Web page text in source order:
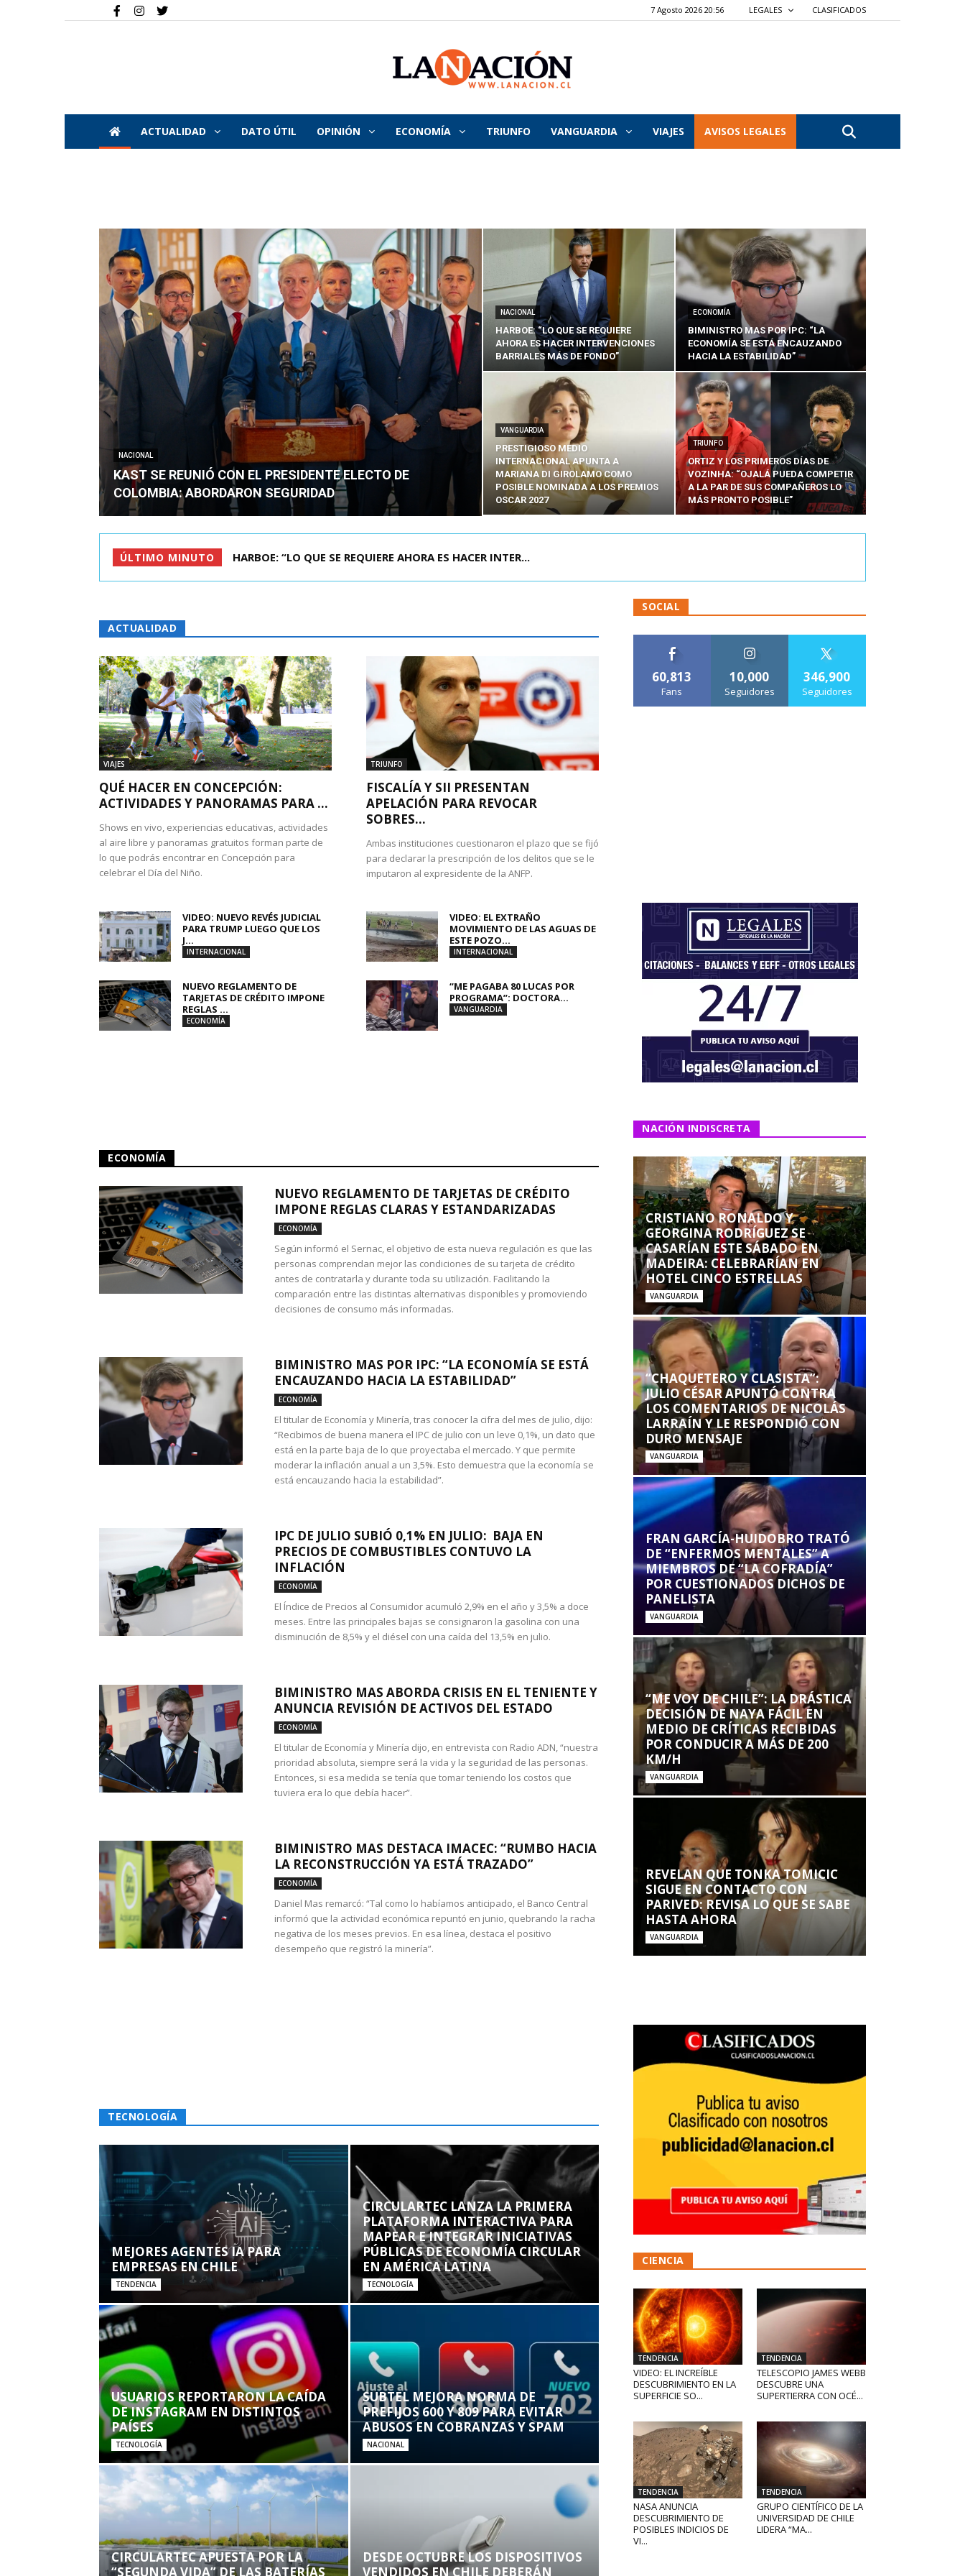
7 Agosto 2026 20:56 LEGALES CLASIFICADOS
La
Nación
ACTUALIDAD DATO ÚTIL OPINIÓN ECONOMÍA TRIUNFO VANGUARDIA VIAJES AVISOS LEGALES
NACIONAL
KAST SE REUNIÓ CON EL PRESIDENTE ELECTO DE
COLOMBIA: ABORDARON SEGURIDAD
NACIONAL
HARBOE: “LO QUE SE REQUIERE
AHORA ES HACER INTERVENCIONES
BARRIALES MÁS DE FONDO”
ECONOMÍA
BIMINISTRO MAS POR IPC: “LA
ECONOMÍA SE ESTÁ ENCAUZANDO
HACIA LA ESTABILIDAD”
VANGUARDIA
PRESTIGIOSO MEDIO
INTERNACIONAL APUNTA A
MARIANA DI GIROLAMO COMO
POSIBLE NOMINADA A LOS PREMIOS
OSCAR 2027
TRIUNFO
ORTIZ Y LOS PRIMEROS DÍAS DE
VOZINHA: “OJALÁ PUEDA COMPETIR
A LA PAR DE SUS COMPAÑEROS LO
MÁS PRONTO POSIBLE”
ÚLTIMO MINUTO BIMINISTRO MAS POR IPC: “LA ECONOMÍA SE ESTÁ ENC...
ACTUALIDAD
VIAJES
QUÉ HACER EN CONCEPCIÓN:
ACTIVIDADES Y PANORAMAS PARA ...
Shows en vivo, experiencias educativas, actividades
al aire libre y panoramas gratuitos forman parte de
lo que podrás encontrar en Concepción para
celebrar el Día del Niño.
TRIUNFO
FISCALÍA Y SII PRESENTAN
APELACIÓN PARA REVOCAR
SOBRES...
Ambas instituciones cuestionaron el plazo que se fijó
para declarar la prescripción de los delitos que se le
imputaron al expresidente de la ANFP.
VIDEO: NUEVO REVÉS JUDICIAL
PARA TRUMP LUEGO QUE LOS
J...
INTERNACIONAL
VIDEO: EL EXTRAÑO
MOVIMIENTO DE LAS AGUAS DE
ESTE POZO...
INTERNACIONAL
NUEVO REGLAMENTO DE
TARJETAS DE CRÉDITO IMPONE
REGLAS ...
ECONOMÍA
“ME PAGABA 80 LUCAS POR
PROGRAMA”: DOCTORA...
VANGUARDIA
ECONOMÍA
NUEVO REGLAMENTO DE TARJETAS DE CRÉDITO
IMPONE REGLAS CLARAS Y ESTANDARIZADAS
ECONOMÍA
Según informó el Sernac, el objetivo de esta nueva regulación es que las
personas comprendan mejor las condiciones de su tarjeta de crédito
antes de contratarla y durante toda su utilización. Facilitando la
comparación entre las distintas alternativas disponibles y promoviendo
decisiones de consumo más informadas.
BIMINISTRO MAS POR IPC: “LA ECONOMÍA SE ESTÁ
ENCAUZANDO HACIA LA ESTABILIDAD”
ECONOMÍA
El titular de Economía y Minería, tras conocer la cifra del mes de julio, dijo:
“Recibimos de buena manera el IPC de julio con un leve 0,1%, un dato que
está en la parte baja de lo que proyectaba el mercado. Y que permite
moderar la inflación anual a un 3,5%. Esto demuestra que la economía se
está encauzando hacia la estabilidad”.
IPC DE JULIO SUBIÓ 0,1% EN JULIO: BAJA EN
PRECIOS DE COMBUSTIBLES CONTUVO LA
INFLACIÓN
ECONOMÍA
El Índice de Precios al Consumidor acumuló 2,9% en el año y 3,5% a doce
meses. Entre las principales bajas se consignaron la gasolina con una
disminución de 8,5% y el diésel con una caída del 13,5% en julio.
BIMINISTRO MAS ABORDA CRISIS EN EL TENIENTE Y
ANUNCIA REVISIÓN DE ACTIVOS DEL ESTADO
ECONOMÍA
El titular de Economía y Minería dijo, en entrevista con Radio ADN, “nuestra
prioridad absoluta, siempre será la vida y la seguridad de las personas.
Entonces, si esa medida se tenía que tomar teniendo los costos que
tuviera era lo que debía hacer”.
BIMINISTRO MAS DESTACA IMACEC: “RUMBO HACIA
LA RECONSTRUCCIÓN YA ESTÁ TRAZADO”
ECONOMÍA
Daniel Mas remarcó: “Tal como lo habíamos anticipado, el Banco Central
informó que la actividad económica repuntó en junio, quebrando la racha
negativa de los meses previos. En esa línea, destaca el positivo
desempeño que registró la minería”.
TECNOLOGÍA
MEJORES AGENTES IA PARA
EMPRESAS EN CHILE
TENDENCIA
CIRCULARTEC LANZA LA PRIMERA
PLATAFORMA INTERACTIVA PARA
MAPEAR E INTEGRAR INICIATIVAS
PÚBLICAS DE ECONOMÍA CIRCULAR
EN AMÉRICA LATINA
TECNOLOGÍA
USUARIOS REPORTARON LA CAÍDA
DE INSTAGRAM EN DISTINTOS
PAÍSES
TECNOLOGÍA
SUBTEL MEJORA NORMA DE
PREFIJOS 600 Y 809 PARA EVITAR
ABUSOS EN COBRANZAS Y SPAM
NACIONAL
CIRCULARTEC APUESTA POR LA
“SEGUNDA VIDA” DE LAS BATERÍAS
DESDE OCTUBRE LOS DISPOSITIVOS
VENDIDOS EN CHILE DEBERÁN
SOCIAL
60,813
Fans
10,000
Seguidores
346,900
Seguidores
NACIÓN INDISCRETA
CRISTIANO RONALDO Y
GEORGINA RODRÍGUEZ SE
CASARÍAN ESTE SÁBADO EN
MADEIRA: CELEBRARÍAN EN
HOTEL CINCO ESTRELLAS
VANGUARDIA
“CHAQUETERO Y CLASISTA”:
JULIO CÉSAR APUNTÓ CONTRA
LOS COMENTARIOS DE NICOLÁS
LARRAÍN Y LE RESPONDIÓ CON
DURO MENSAJE
VANGUARDIA
FRAN GARCÍA-HUIDOBRO TRATÓ
DE “ENFERMOS MENTALES” A
MIEMBROS DE “LA COFRADÍA”
POR CUESTIONADOS DICHOS DE
PANELISTA
VANGUARDIA
“ME VOY DE CHILE”: LA DRÁSTICA
DECISIÓN DE NAYA FÁCIL EN
MEDIO DE CRÍTICAS RECIBIDAS
POR CONDUCIR A MÁS DE 200
KM/H
VANGUARDIA
REVELAN QUE TONKA TOMICIC
SIGUE EN CONTACTO CON
PARIVED: REVISA LO QUE SE SABE
HASTA AHORA
VANGUARDIA
CIENCIA
TENDENCIA
VIDEO: EL INCREÍBLE
DESCUBRIMIENTO EN LA
SUPERFICIE SO...
TENDENCIA
TELESCOPIO JAMES WEBB
DESCUBRE UNA
SUPERTIERRA CON OCÉ...
TENDENCIA
NASA ANUNCIA
DESCUBRIMIENTO DE
POSIBLES INDICIOS DE
VI...
TENDENCIA
GRUPO CIENTÍFICO DE LA
UNIVERSIDAD DE CHILE
LIDERA “MA...